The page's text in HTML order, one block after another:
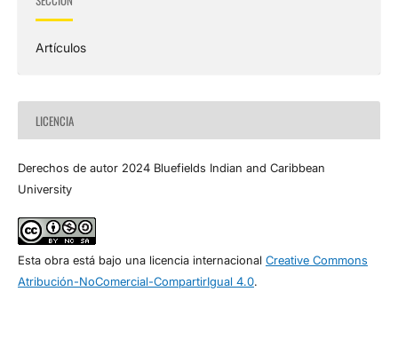
Artículos
LICENCIA
Derechos de autor 2024 Bluefields Indian and Caribbean
University
Esta obra está bajo una licencia internacional Creative Commons
Atribución-NoComercial-CompartirIgual 4.0.